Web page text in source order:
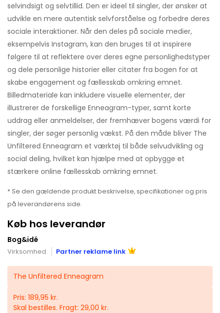
selvindsigt og selvtillid. Den er ideel til singler, der ønsker at
udvikle en mere autentisk selvforståelse og forbedre deres
sociale interaktioner. Når den deles på sociale medier,
eksempelvis Instagram, kan den bruges til at inspirere
følgere til at reflektere over deres egne personlighedstyper
og dele personlige historier eller citater fra bogen for at
skabe engagement og fællesskab omkring emnet.
Billedmateriale kan inkludere visuelle elementer, der
illustrerer de forskellige Enneagram-typer, samt korte
uddrag eller anmeldelser, der fremhæver bogens værdi for
singler, der søger personlig vækst. På den måde bliver The
Unfiltered Enneagram et værktøj til både selvudvikling og
social deling, hvilket kan hjælpe med at opbygge et
stærkere online fællesskab omkring emnet.
* Se den gældende produkt beskrivelse, specifikationer og pris
på leverandørens side.
Køb hos leverandør
Bog&idé
Virksomhed Partner reklame link
The Unfiltered Enneagram
Pris: 189,95 kr.
Skal bestilles. Fragt: 29,00 kr.